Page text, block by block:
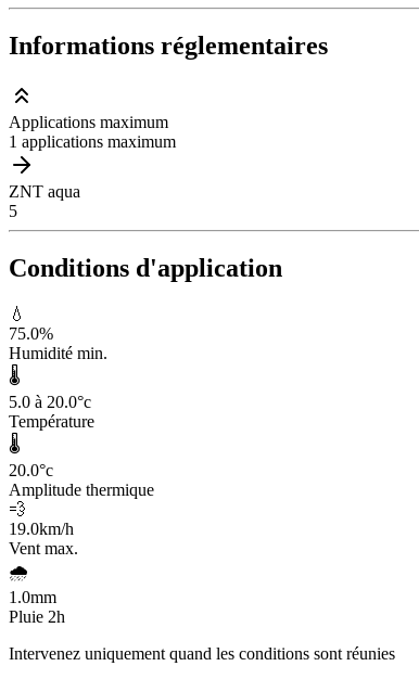
Informations réglementaires
Applications maximum
1 applications maximum
ZNT aqua
5
Conditions d'application
💧
75.0%
Humidité min.
🌡️
5.0 à 20.0°c
Température
🌡️
20.0°c
Amplitude thermique
💨
19.0km/h
Vent max.
🌧️
1.0mm
Pluie 2h
Intervenez uniquement quand les conditions sont réunies